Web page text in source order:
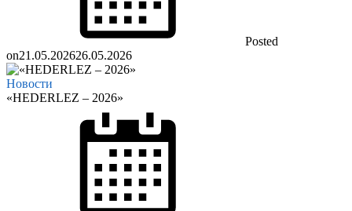
Posted
on21.05.202626.05.2026
Новости
«HEDERLEZ – 2026»